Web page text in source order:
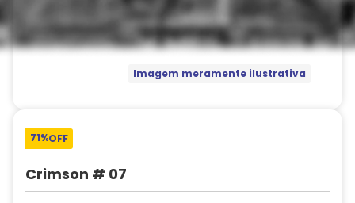
Imagem meramente ilustrativa
71%OFF
Crimson # 07